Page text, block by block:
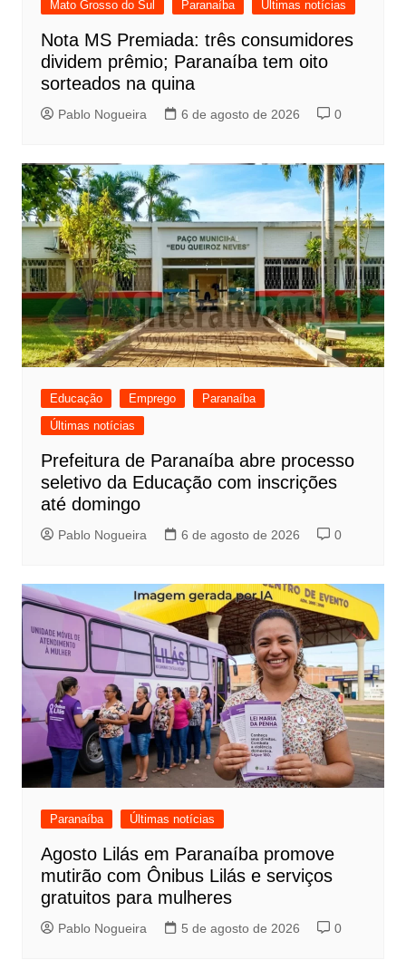
Mato Grosso do Sul Paranaíba Últimas notícias
Nota MS Premiada: três consumidores
dividem prêmio; Paranaíba tem oito
sorteados na quina
Pablo Nogueira 6 de agosto de 2026 0
Educação Emprego
Paranaíba
Últimas notícias
Prefeitura de Paranaíba abre processo
seletivo da Educação com inscrições
até domingo
Pablo Nogueira 6 de agosto de 2026 0
Paranaíba Últimas notícias
Agosto Lilás em Paranaíba promove
mutirão com Ônibus Lilás e serviços
gratuitos para mulheres
Pablo Nogueira 5 de agosto de 2026 0